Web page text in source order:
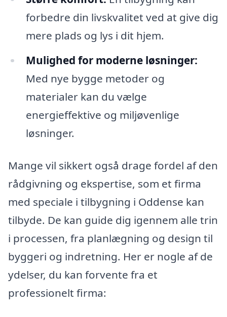
forbedre din livskvalitet ved at give dig
mere plads og lys i dit hjem.
Mulighed for moderne løsninger:
Med nye bygge metoder og
materialer kan du vælge
energieffektive og miljøvenlige
løsninger.
Mange vil sikkert også drage fordel af den
rådgivning og ekspertise, som et firma
med speciale i tilbygning i Oddense kan
tilbyde. De kan guide dig igennem alle trin
i processen, fra planlægning og design til
byggeri og indretning. Her er nogle af de
ydelser, du kan forvente fra et
professionelt firma: